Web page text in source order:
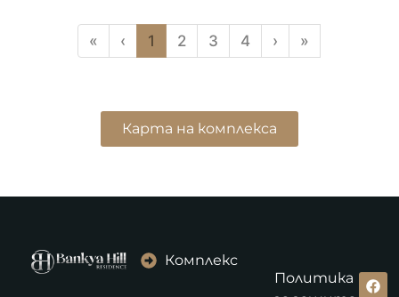
« ‹ 1 2 3 4 › »
Карта на комплекса
Комплекс
Политика